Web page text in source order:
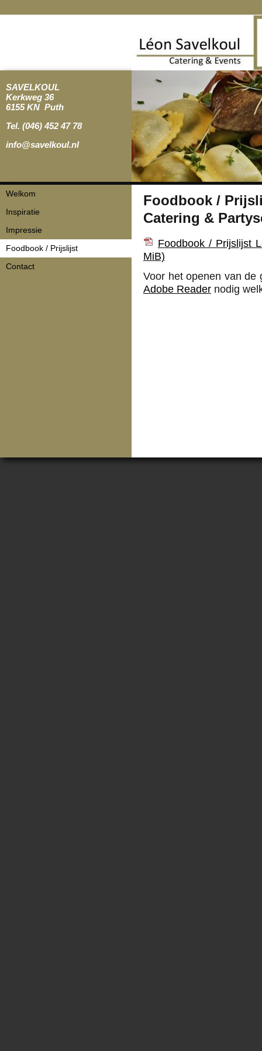
SAVELKOUL
Kerkweg 36
6155 KN Puth
Tel. (046) 452 47 78
info@savelkoul.nl
Foodbook /
Catering &
Foodbook / Prijslijst
MiB)
Voor het openen van de
Adobe Reader nodig
Navigatie
Welkom
Inspiratie
Impressie
Foodbook / Prijslijst
Contact